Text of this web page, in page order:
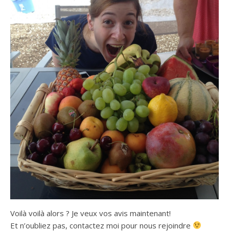
Voilà voilà alors ? Je veux vos avis maintenant!
Et n’oubliez pas, contactez moi pour nous rejoindre